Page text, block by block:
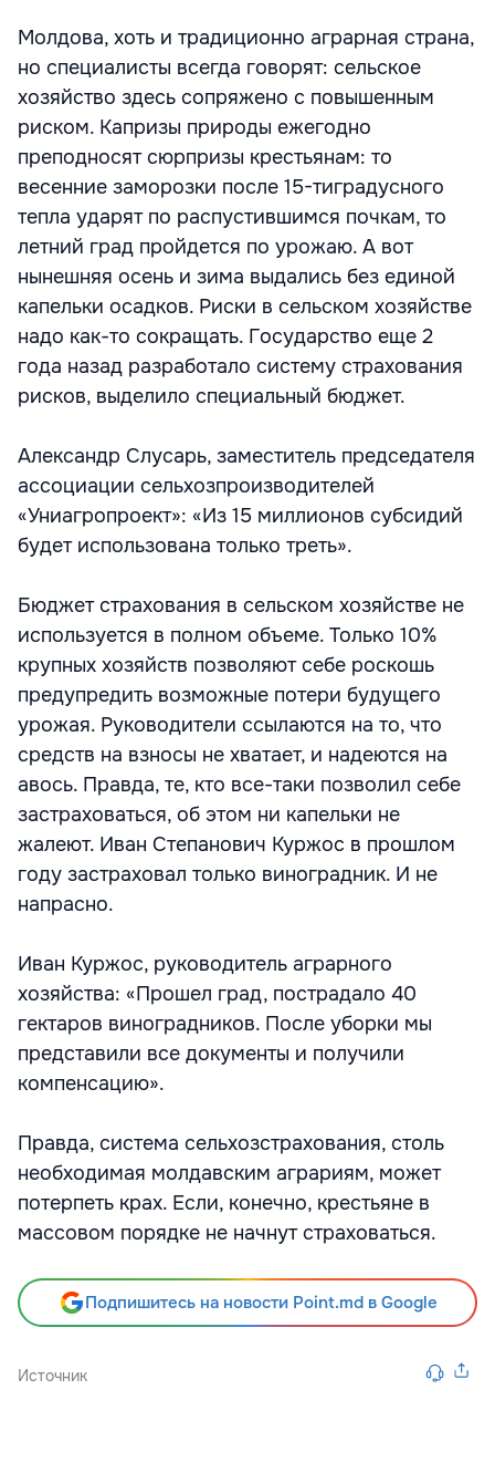
Молдова, хоть и традиционно аграрная страна,
но специалисты всегда говорят: сельское
хозяйство здесь сопряжено с повышенным
риском. Капризы природы ежегодно
преподносят сюрпризы крестьянам: то
весенние заморозки после 15-тиградусного
тепла ударят по распустившимся почкам, то
летний град пройдется по урожаю. А вот
нынешняя осень и зима выдались без единой
капельки осадков. Риски в сельском хозяйстве
надо как-то сокращать. Государство еще 2
года назад разработало систему страхования
рисков, выделило специальный бюджет.
Александр Слусарь, заместитель председателя
ассоциации сельхозпроизводителей
«Униагропроект»: «Из 15 миллионов субсидий
будет использована только треть».
Бюджет страхования в сельском хозяйстве не
используется в полном объеме. Только 10%
крупных хозяйств позволяют себе роскошь
предупредить возможные потери будущего
урожая. Руководители ссылаются на то, что
средств на взносы не хватает, и надеются на
авось. Правда, те, кто все-таки позволил себе
застраховаться, об этом ни капельки не
жалеют. Иван Степанович Куржос в прошлом
году застраховал только виноградник. И не
напрасно.
Иван Куржос, руководитель аграрного
хозяйства: «Прошел град, пострадало 40
гектаров виноградников. После уборки мы
представили все документы и получили
компенсацию».
Правда, система сельхозстрахования, столь
необходимая молдавским аграриям, может
потерпеть крах. Если, конечно, крестьяне в
массовом порядке не начнут страховаться.
Подпишитесь на новости Point.md в Google
Источник